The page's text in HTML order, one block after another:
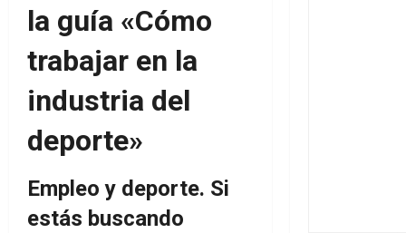
la guía «Cómo
trabajar en la
industria del
deporte»
Empleo y deporte. Si
estás buscando